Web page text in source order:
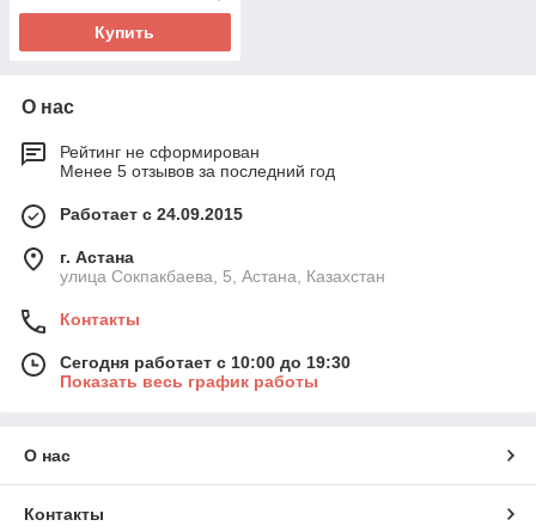
Купить
О нас
Рейтинг не сформирован
Менее 5 отзывов за последний год
Работает с 24.09.2015
г. Астана
улица Сокпакбаева, 5, Астана, Казахстан
Контакты
Сегодня работает с 10:00 до 19:30
Показать весь график работы
О нас
Контакты